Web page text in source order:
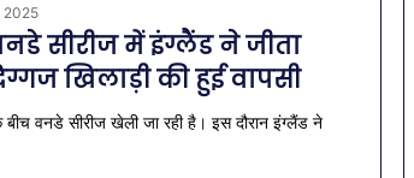
2025
सीरीज में इंग्लैंड ने जीता
खिलाड़ी की हुई वापसी
वनडे सीरीज खेली जा रही है। इस दौरान इंग्लैंड ने